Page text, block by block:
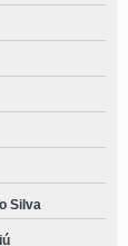
Rio
Agrolândia
mim João
telefone
masculino
Silva